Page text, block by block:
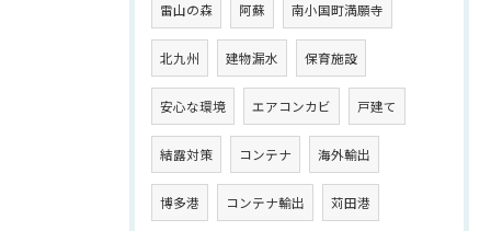
雷山の森 阿蘇 南小国町満願寺
北九州 建物漏水 保育施設
安心な環境 エアコンカビ 戸建て
結露対策 コンテナ 海外輸出
博多港 コンテナ輸出 苅田港